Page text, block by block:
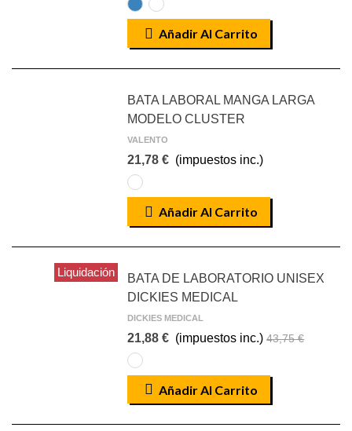
AZULINA
BLANCO
Añadir Al Carrito
BATA LABORAL MANGA LARGA
MODELO CLUSTER
VALENTO
21,78 € (impuestos inc.)
blanco
valento
Añadir Al Carrito
Liquidación
BATA DE LABORATORIO UNISEX
DICKIES MEDICAL
DICKIES MEDICAL
21,88 € (impuestos inc.) 43,75 €
BLANCO
Añadir Al Carrito